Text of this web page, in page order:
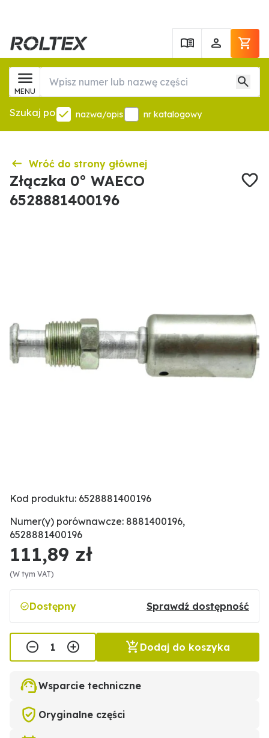
MENU
Szukaj po nazwa/opis nr katalogowy
Wróć do strony głównej
Złączka 0° WAECO
6528881400196
Kod produktu: 6528881400196
Numer(y) porównawcze: 8881400196,
6528881400196
111,89 zł
(W tym VAT)
Dostępny Sprawdź dostępność
Dodaj do koszyka
Wsparcie techniczne
Oryginalne części